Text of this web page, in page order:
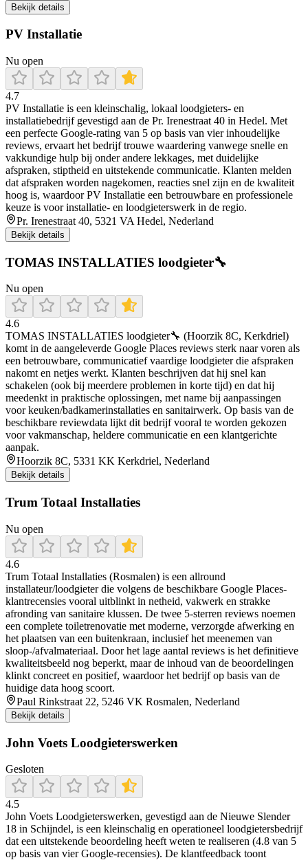
Bekijk details
PV Installatie
Nu open
4.7
PV Installatie is een kleinschalig, lokaal loodgieters- en
installatiebedrijf gevestigd aan de Pr. Irenestraat 40 in Hedel. Met
een perfecte Google-rating van 5 op basis van vier inhoudelijke
reviews, ervaart het bedrijf trouwe waardering vanwege snelle en
vakkundige hulp bij onder andere lekkages, met duidelijke
afspraken, stiptheid en uitstekende communicatie. Klanten melden
dat afspraken worden nagekomen, reacties snel zijn en de kwaliteit
hoog is, waardoor PV Installatie een betrouwbare en professionele
keuze is voor installatie- en loodgieterswerk in de regio.
Pr. Irenestraat 40, 5321 VA Hedel, Nederland
Bekijk details
TOMAS INSTALLATIES loodgieter🔧
Nu open
4.6
TOMAS INSTALLATIES loodgieter🔧 (Hoorzik 8C, Kerkdriel)
komt in de aangeleverde Google Places reviews sterk naar voren als
een betrouwbare, communicatief vaardige loodgieter die afspraken
nakomt en netjes werkt. Klanten beschrijven dat hij snel kan
schakelen (ook bij meerdere problemen in korte tijd) en dat hij
meedenkt in praktische oplossingen, met name bij aanpassingen
voor keuken/badkamerinstallaties en sanitairwerk. Op basis van de
beschikbare reviewdata lijkt dit bedrijf vooral te worden gekozen
voor vakmanschap, heldere communicatie en een klantgerichte
aanpak.
Hoorzik 8C, 5331 KK Kerkdriel, Nederland
Bekijk details
Trum Totaal Installaties
Nu open
4.6
Trum Totaal Installaties (Rosmalen) is een allround
installateur/loodgieter die volgens de beschikbare Google Places-
klantrecensies vooral uitblinkt in netheid, vakwerk en strakke
afronding van sanitaire klussen. De twee 5-sterren reviews noemen
een complete toiletrenovatie met moderne, verzorgde afwerking en
het plaatsen van een buitenkraan, inclusief het meenemen van
sloop-/afvalmateriaal. Door het lage aantal reviews is het definitieve
kwaliteitsbeeld nog beperkt, maar de inhoud van de beoordelingen
klinkt concreet en positief, waardoor het bedrijf op basis van de
huidige data hoog scoort.
Paul Rinkstraat 22, 5246 VK Rosmalen, Nederland
Bekijk details
John Voets Loodgieterswerken
Gesloten
4.5
John Voets Loodgieterswerken, gevestigd aan de Nieuwe Slender
18 in Schijndel, is een kleinschalig en operationeel loodgietersbedrijf
dat een uitstekende beoordeling heeft weten te realiseren (4.8 van 5
op basis van vier Google-recensies). De klantfeedback toont